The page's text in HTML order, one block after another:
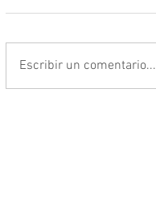
Escribir un comentario...